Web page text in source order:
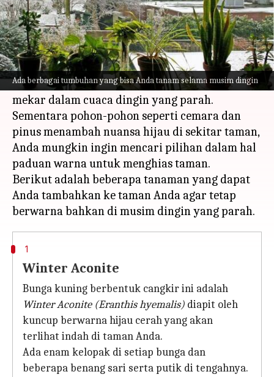
Ada berbagai tumbuhan yang bisa Anda tanam selama musim dingin
Apa ceritanya
Musim dingin bukanlah waktu terbaik untuk
tanaman. Beberapa tanaman akan layu
sementara kebanyakan dari mereka tidak
mekar dalam cuaca dingin yang parah.
Sementara pohon-pohon seperti cemara dan
pinus menambah nuansa hijau di sekitar taman,
Anda mungkin ingin mencari pilihan dalam hal
paduan warna untuk menghias taman.
Berikut adalah beberapa tanaman yang dapat
Anda tambahkan ke taman Anda agar tetap
1
Winter Aconite
Bunga kuning berbentuk cangkir ini adalah
Winter Aconite (Eranthis hyemalis) diapit oleh
kuncup berwarna hijau cerah yang akan
terlihat indah di taman Anda.
Ada enam kelopak di setiap bunga dan
beberapa benang sari serta putik di tengahnya.